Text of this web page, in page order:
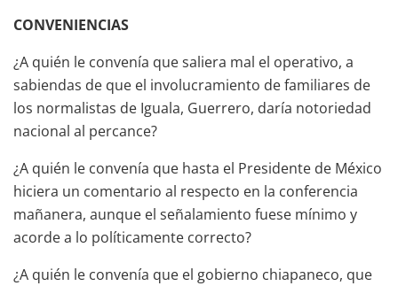
CONVENIENCIAS
¿A quién le convenía que saliera mal el operativo, a
sabiendas de que el involucramiento de familiares de
los normalistas de Iguala, Guerrero, daría notoriedad
nacional al percance?
¿A quién le convenía que hasta el Presidente de México
hiciera un comentario al respecto en la conferencia
mañanera, aunque el señalamiento fuese mínimo y
acorde a lo políticamente correcto?
¿A quién le convenía que el gobierno chiapaneco, que